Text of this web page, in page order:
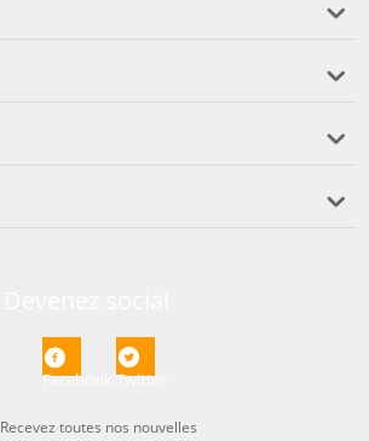
Facebook Twitter
Recevez toutes nos nouvelles